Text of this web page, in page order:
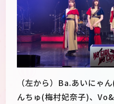
（左から）Ba.あいにゃ
んちゅ(梅村妃奈子)、